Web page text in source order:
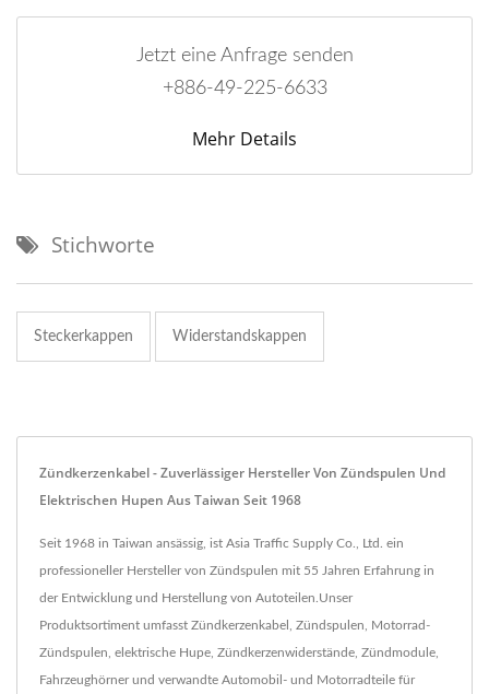
Jetzt eine Anfrage senden
+886-49-225-6633
Mehr Details
Stichworte
Steckerkappen Widerstandskappen
Zündkerzenkabel - Zuverlässiger Hersteller Von Zündspulen Und
Elektrischen Hupen Aus Taiwan Seit 1968
Seit 1968 in Taiwan ansässig, ist Asia Traffic Supply Co., Ltd. ein
professioneller Hersteller von Zündspulen mit 55 Jahren Erfahrung in
der Entwicklung und Herstellung von Autoteilen.Unser
Produktsortiment umfasst Zündkerzenkabel, Zündspulen, Motorrad-
Zündspulen, elektrische Hupe, Zündkerzenwiderstände, Zündmodule,
Fahrzeughörner und verwandte Automobil- und Motorradteile für